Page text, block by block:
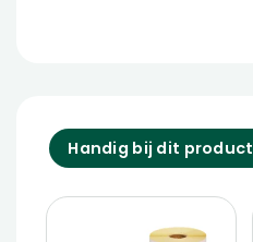
Handig bij dit product